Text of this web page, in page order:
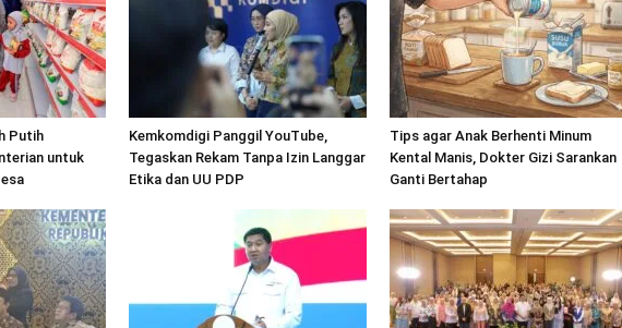
Putih
untuk
Kemkomdigi Panggil YouTube,
Tegaskan Rekam Tanpa Izin Langgar
Etika dan UU PDP
Tips agar Anak Berhenti Minum
Kental Manis, Dokter Gizi Sarankan
Ganti Bertahap